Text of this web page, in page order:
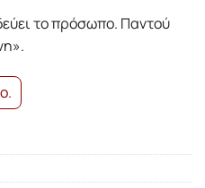
το πρόσωπο. Παντού